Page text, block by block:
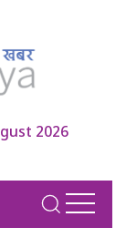
2026